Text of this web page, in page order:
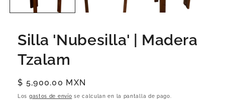
Silla 'Nubesilla' | Madera
Tzalam
Precio
habitual
$ 5,900.00 MXN
Los gastos de envío se calculan en la pantalla de pago.